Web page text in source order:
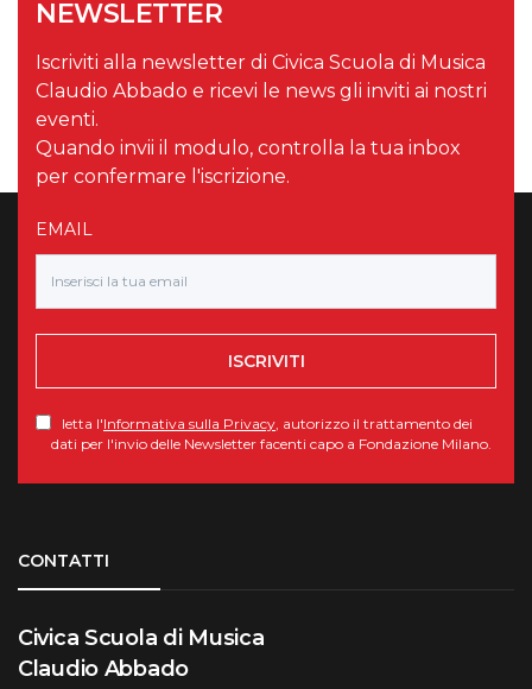
NEWSLETTER
Iscriviti alla newsletter di Civica Scuola di Musica
Claudio Abbado e ricevi le news gli inviti ai nostri
eventi.
Quando invii il modulo, controlla la tua inbox
per confermare l'iscrizione.
EMAIL
ISCRIVITI
letta l'Informativa sulla Privacy , autorizzo il trattamento dei
dati per l'invio delle Newsletter facenti capo a Fondazione Milano.
CONTATTI
Civica Scuola di Musica
Claudio Abbado